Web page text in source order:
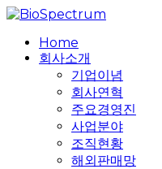
Skip
main
content
search
MenuHome
회사소개
기업이념
회사연혁
주요경영진
사업분야
조직현황
해외판매망